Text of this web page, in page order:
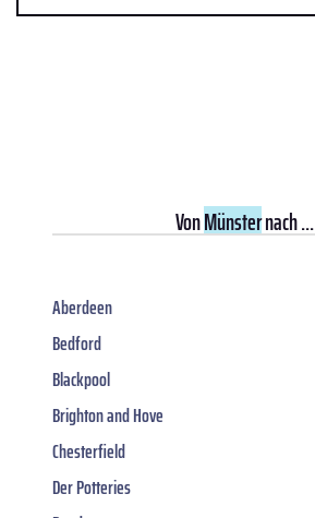
VonMünsternach ...
Aberdeen
Bedford
Blackpool
Brighton and Hove
Chesterfield
Der Potteries